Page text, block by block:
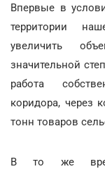
Впервые в
территории
увеличить
значительной
работа
коридора, через
тонн товаров
В то же